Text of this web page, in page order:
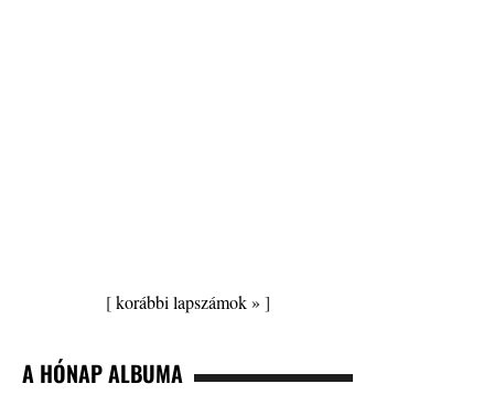
[korábbi lapszámok » ]
A HÓNAP ALBUMA